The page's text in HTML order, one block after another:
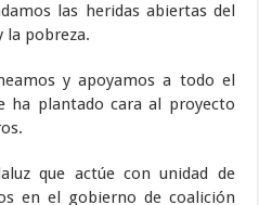
las heridas abiertas del
la pobreza.
y apoyamos a todo el
ha plantado cara al proyecto
que actúe con unidad de
en el gobierno de coalición